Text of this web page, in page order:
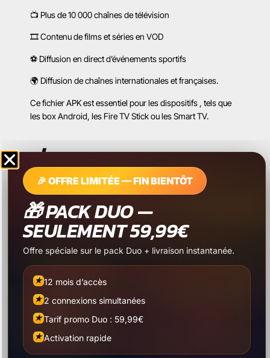
📺 Plus de 10 000 chaînes de télévision
🎞 Contenu de films et séries en VOD
⚽ Diffusion en direct d’événements sportifs
🌍 Diffusion de chaînes internationales et françaises.
Ce fichier APK est essentiel pour les dispositifs , tels que
les box Android, les Fire TV Stick ou les Smart TV.
📥 COMMENT INSTALLER
ATLAS PRO MAX APK ?
📺 INSTALLATION SUR FIRE
STICK / ANDROID TV / BOX
ANDROID :
Téléchargez
Store ou Apps
Le fichier Atlas Pro Max APK se télécharge
🎉 OFFRE LIMITÉE — FIN BIENTÔT
🎁 PACK DUO —
SEULEMENT 59,99€
Offre spéciale sur le pack Duo + livraison instantanée.
★12 mois d’accès
★2 connexions simultanées
★Tarif promo Duo : 59,99€
★Activation rapide